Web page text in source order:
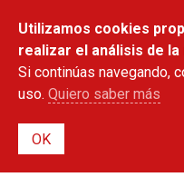
Utilizamos cookies
realizar el análisis de
Si continúas navegando,
uso. Quiero saber más